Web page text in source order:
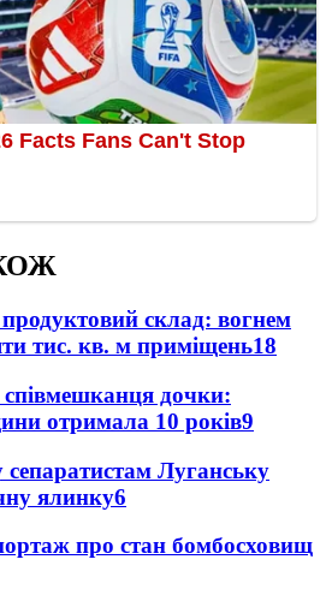
склад: вогнем
тис. кв. м приміщень18
дочки:
отримала 10 років9
Луганську
ялинку6
про стан бомбосховищ